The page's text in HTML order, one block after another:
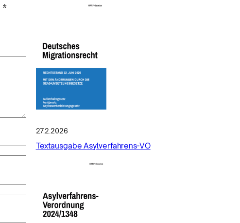
*
27.2.2026
Textausgabe Asylverfahrens-VO